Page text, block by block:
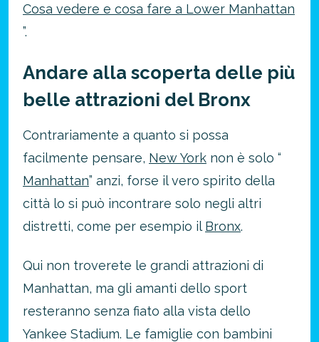
Cosa vedere e cosa fare a Lower Manhattan
”.
Andare alla scoperta delle più
belle attrazioni del Bronx
Contrariamente a quanto si possa
facilmente pensare, New York non è solo “
Manhattan” anzi, forse il vero spirito della
città lo si può incontrare solo negli altri
distretti, come per esempio il Bronx.
Qui non troverete le grandi attrazioni di
Manhattan, ma gli amanti dello sport
resteranno senza fiato alla vista dello
Yankee Stadium. Le famiglie con bambini
Risparmia oltre il 21%!
approfitta del nostro 4-2-1
4 promozioni, 2 omaggi e 1 Novità!
ATTIVA OFFERTA